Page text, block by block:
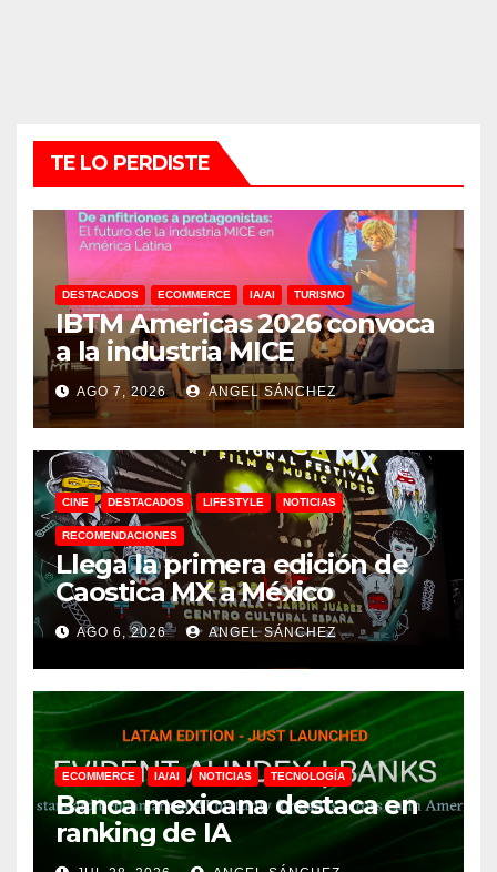
TE LO PERDISTE
DESTACADOS ECOMMERCE IA/AI TURISMO
IBTM Americas 2026 convoca
a la industria MICE
AGO 7, 2026 ANGEL SÁNCHEZ
CINE DESTACADOS LIFESTYLE NOTICIAS
RECOMENDACIONES
Llega la primera edición de
Caostica MX a México
AGO 6, 2026 ANGEL SÁNCHEZ
ECOMMERCE IA/AI NOTICIAS TECNOLOGÍA
Banca mexicana destaca en
ranking de IA